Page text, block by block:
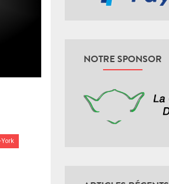
NOTRE SPONSOR